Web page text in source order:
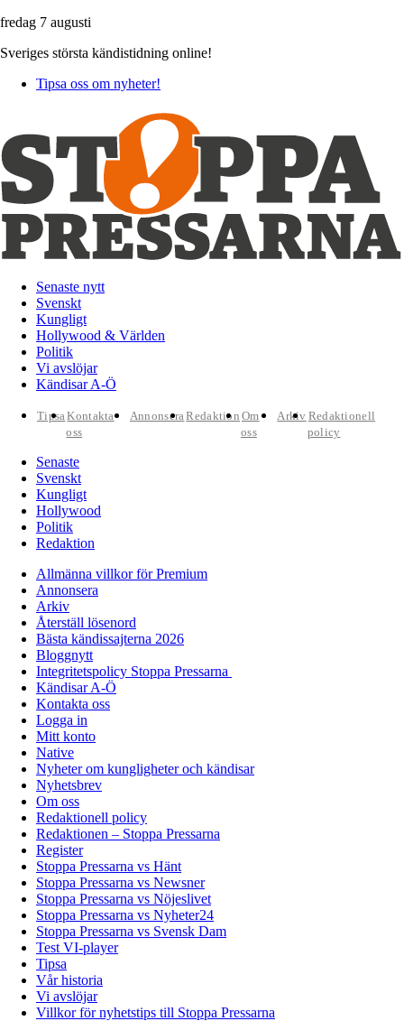
fredag 7 augusti
Sveriges största kändistidning online!
Tipsa oss om nyheter!
Senaste nytt
Svenskt
Kungligt
Hollywood & Världen
Politik
Vi avslöjar
Kändisar A-Ö
TipsaKontakta
oss
AnnonseraRedaktion Om
oss
Arkiv Redaktionell
policy
Senaste
Svenskt
Kungligt
Hollywood
Politik
Redaktion
Allmänna villkor för Premium
Annonsera
Arkiv
Återställ lösenord
Bästa kändissajterna 2026
Bloggnytt
Integritetspolicy Stoppa Pressarna
Kändisar A-Ö
Kontakta oss
Logga in
Mitt konto
Native
Nyheter om kungligheter och kändisar
Nyhetsbrev
Om oss
Redaktionell policy
Redaktionen – Stoppa Pressarna
Register
Stoppa Pressarna vs Hänt
Stoppa Pressarna vs Newsner
Stoppa Pressarna vs Nöjeslivet
Stoppa Pressarna vs Nyheter24
Stoppa Pressarna vs Svensk Dam
Test VI-player
Tipsa
Vår historia
Vi avslöjar
Villkor för nyhetstips till Stoppa Pressarna